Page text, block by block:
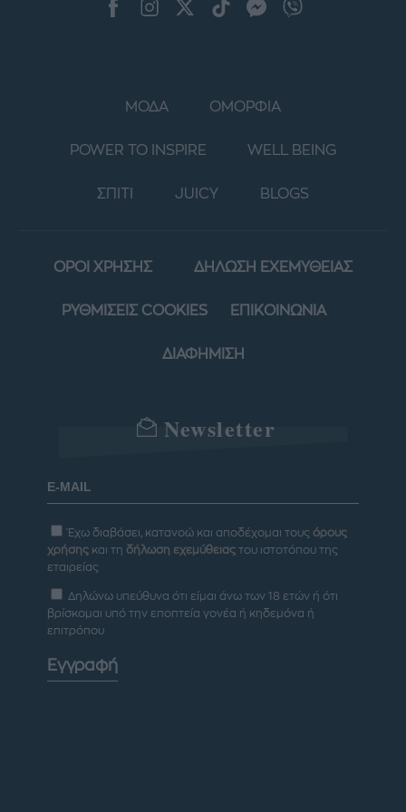
ΜΟΔΑ ΟΜΟΡΦΙΑ
POWER TO INSPIRE WELL BEING
ΣΠΙΤΙ JUICY BLOGS
ΟΡΟΙ ΧΡΗΣΗΣ ΔΗΛΩΣΗ ΕΧΕΜΥΘΕΙΑΣ
ΡΥΘΜΙΣΕΙΣ COOKIES ΕΠΙΚΟΙΝΩΝΙΑ
ΔΙΑΦΗΜΙΣΗ
Newsletter
Έχω διαβάσει, κατανοώ και αποδέχομαι τους όρους
χρήσης και τη δήλωση εχεμύθειας του ιστοτόπου της
εταιρείας
Δηλώνω υπεύθυνα ότι είμαι άνω των 18 ετών ή ότι
βρίσκομαι υπό την εποπτεία γονέα ή κηδεμόνα ή
επιτρόπου
Εγγραφή